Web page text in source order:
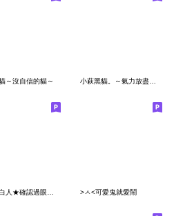
～沒自信的貓～ 小萩黑貓。～氣力放盡的貓～
厭世小白人★確認過眼神 你是我想揍的人 >ㅅ<可愛鬼就愛鬧